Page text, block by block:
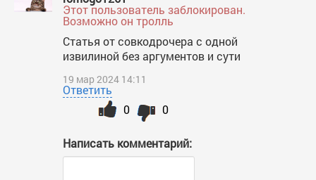
Этот пользователь заблокирован.
Возможно он тролль
Статья от совкодрочера с одной
извилиной без аргументов и сути
19 мар 2024 14:11
Ответить
0
0
Написать комментарий: